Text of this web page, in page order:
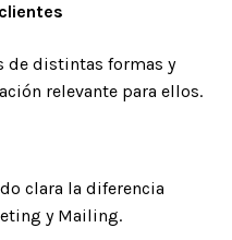
de distintas formas y
relevante para ellos.
clara la diferencia
y Mailing.